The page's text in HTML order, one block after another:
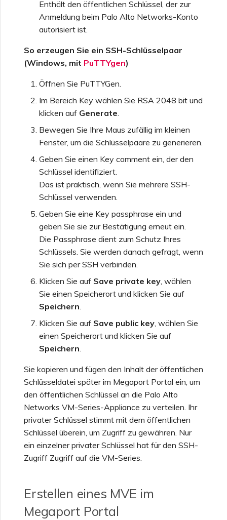
Enthält den öffentlichen Schlüssel, der zur
Anmeldung beim Palo Alto Networks-Konto
autorisiert ist.
So erzeugen Sie ein SSH-Schlüsselpaar
(Windows, mit PuTTYgen)
Öffnen Sie PuTTYGen.
Im Bereich Key wählen Sie RSA 2048 bit und
klicken auf Generate.
Bewegen Sie Ihre Maus zufällig im kleinen
Fenster, um die Schlüsselpaare zu generieren.
Geben Sie einen Key comment ein, der den
Schlüssel identifiziert.
Das ist praktisch, wenn Sie mehrere SSH-
Schlüssel verwenden.
Geben Sie eine Key passphrase ein und
geben Sie sie zur Bestätigung erneut ein.
Die Passphrase dient zum Schutz Ihres
Schlüssels. Sie werden danach gefragt, wenn
Sie sich per SSH verbinden.
Klicken Sie auf Save private key, wählen
Sie einen Speicherort und klicken Sie auf
Speichern.
Klicken Sie auf Save public key, wählen Sie
einen Speicherort und klicken Sie auf
Speichern.
Sie kopieren und fügen den Inhalt der öffentlichen
Schlüsseldatei später im Megaport Portal ein, um
den öffentlichen Schlüssel an die Palo Alto
Networks VM-Series-Appliance zu verteilen. Ihr
privater Schlüssel stimmt mit dem öffentlichen
Schlüssel überein, um Zugriff zu gewähren. Nur
ein einzelner privater Schlüssel hat für den SSH-
Zugriff Zugriff auf die VM-Series.
Erstellen eines MVE im
Megaport Portal